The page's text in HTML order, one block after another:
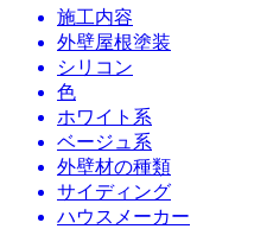
施工内容
外壁屋根塗装
シリコン
色
ホワイト系
ベージュ系
外壁材の種類
サイディング
ハウスメーカー